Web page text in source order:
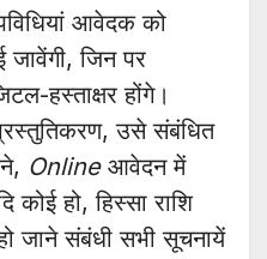
आवेदक को
जिन पर
हस्ताक्षर होंगे।
उसे संबंधित
Onlineआवेदन में
कोई हो, हिस्सा राशि
जाने संबंधी सभी सूचनायें